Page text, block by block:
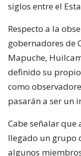
siglos entre el
Respecto a la
gobernadores de
Mapuche,
definido su
como
pasarán a ser un
Cabe señalar que
llegado un grupo
algunos